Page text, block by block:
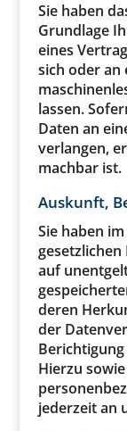
Sie haben
Grundlage
eines
sich oder an
lassen.
Daten an
verlangen,
machbar ist.
Auskunft,
Sie haben
gesetzlichen
auf
deren
der
Hierzu
jederzeit an